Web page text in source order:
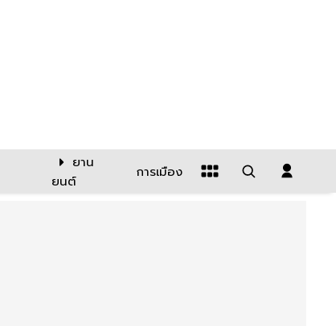
ยาน
ยนต์
การเมือง